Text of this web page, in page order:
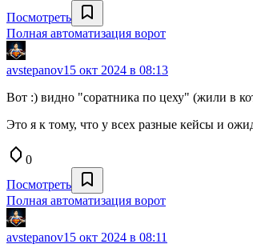
Посмотреть
Полная автоматизация ворот
avstepanov15 окт 2024 в 08:13
Вот :) видно "соратника по цеху" (жили в
Это я к тому, что у всех разные кейсы и
0
Посмотреть
Полная автоматизация ворот
avstepanov15 окт 2024 в 08:11